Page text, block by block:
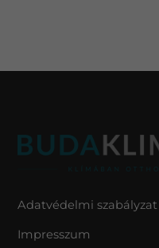
Adatvédelmi szabályzat
Impresszum